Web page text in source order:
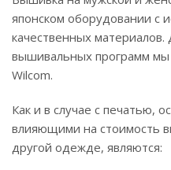
японском оборудовании с
качественных материалов.
вышивальных программ
Wilcom.
Как и в случае с печатью,
влияющими на стоимость
другой одежде, являются: